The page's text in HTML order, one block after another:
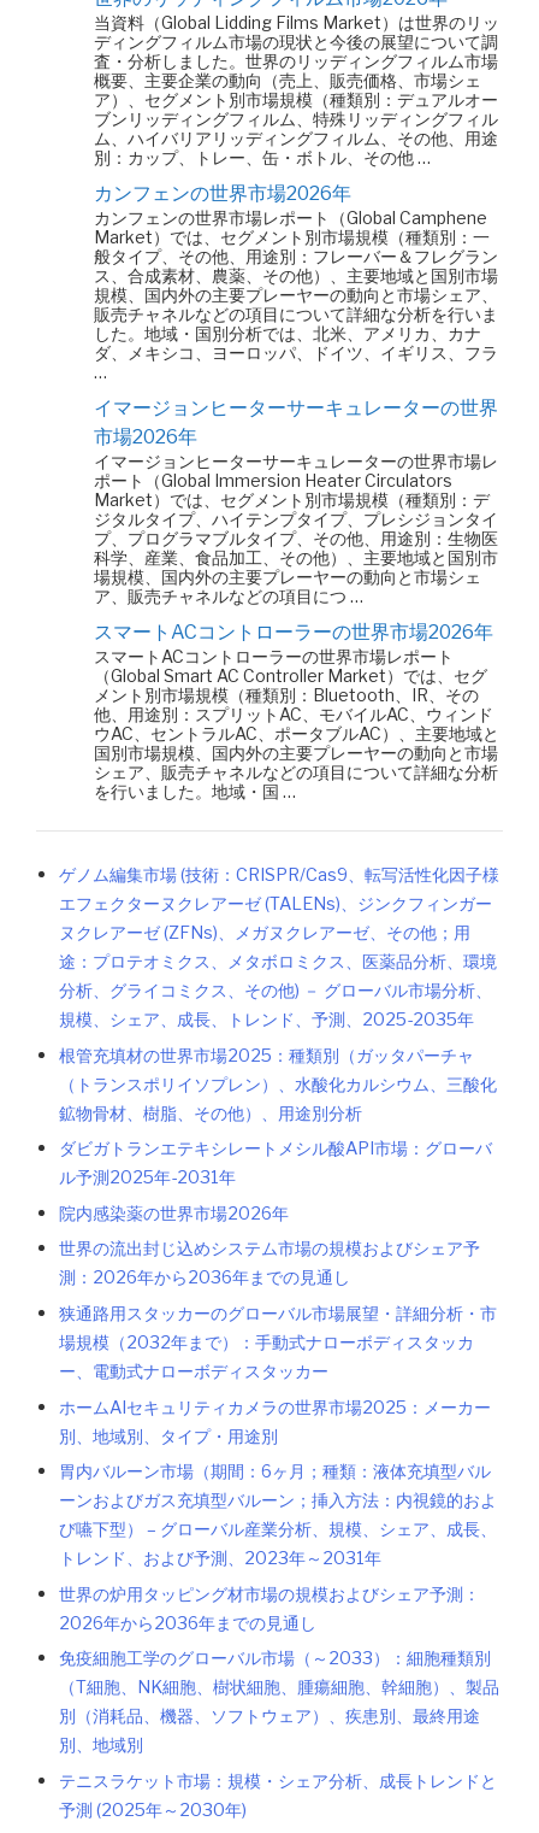
当資料（Global Lidding Films Market）は世界のリッ
ディングフィルム市場の現状と今後の展望について調
査・分析しました。世界のリッディングフィルム市場
概要、主要企業の動向（売上、販売価格、市場シェ
ア）、セグメント別市場規模（種類別：デュアルオー
ブンリッディングフィルム、特殊リッディングフィル
ム、ハイバリアリッディングフィルム、その他、用途
別：カップ、トレー、缶・ボトル、その他 …
カンフェンの世界市場2026年
カンフェンの世界市場レポート（Global Camphene
Market）では、セグメント別市場規模（種類別：一
般タイプ、その他、用途別：フレーバー＆フレグラン
ス、合成素材、農薬、その他）、主要地域と国別市場
規模、国内外の主要プレーヤーの動向と市場シェア、
販売チャネルなどの項目について詳細な分析を行いま
した。地域・国別分析では、北米、アメリカ、カナ
ダ、メキシコ、ヨーロッパ、ドイツ、イギリス、フラ
…
イマージョンヒーターサーキュレーターの世界
市場2026年
イマージョンヒーターサーキュレーターの世界市場レ
ポート（Global Immersion Heater Circulators
Market）では、セグメント別市場規模（種類別：デ
ジタルタイプ、ハイテンプタイプ、プレシジョンタイ
プ、プログラマブルタイプ、その他、用途別：生物医
科学、産業、食品加工、その他）、主要地域と国別市
場規模、国内外の主要プレーヤーの動向と市場シェ
ア、販売チャネルなどの項目につ …
スマートACコントローラーの世界市場2026年
スマートACコントローラーの世界市場レポート
（Global Smart AC Controller Market）では、セグ
メント別市場規模（種類別：Bluetooth、IR、その
他、用途別：スプリットAC、モバイルAC、ウィンド
ウAC、セントラルAC、ポータブルAC）、主要地域と
国別市場規模、国内外の主要プレーヤーの動向と市場
シェア、販売チャネルなどの項目について詳細な分析
を行いました。地域・国 …
ゲノム編集市場 (技術：CRISPR/Cas9、転写活性化因子様
エフェクターヌクレアーゼ (TALENs)、ジンクフィンガー
ヌクレアーゼ (ZFNs)、メガヌクレアーゼ、その他；用
途：プロテオミクス、メタボロミクス、医薬品分析、環境
分析、グライコミクス、その他) － グローバル市場分析、
規模、シェア、成長、トレンド、予測、2025-2035年
根管充填材の世界市場2025：種類別（ガッタパーチャ
（トランスポリイソプレン）、水酸化カルシウム、三酸化
鉱物骨材、樹脂、その他）、用途別分析
ダビガトランエテキシレートメシル酸API市場：グローバ
ル予測2025年-2031年
院内感染薬の世界市場2026年
世界の流出封じ込めシステム市場の規模およびシェア予
測：2026年から2036年までの見通し
狭通路用スタッカーのグローバル市場展望・詳細分析・市
場規模（2032年まで）：手動式ナローボディスタッカ
ー、電動式ナローボディスタッカー
ホームAIセキュリティカメラの世界市場2025：メーカー
別、地域別、タイプ・用途別
胃内バルーン市場（期間：6ヶ月；種類：液体充填型バル
ーンおよびガス充填型バルーン；挿入方法：内視鏡的およ
び嚥下型） – グローバル産業分析、規模、シェア、成長、
トレンド、および予測、2023年～2031年
世界の炉用タッピング材市場の規模およびシェア予測：
2026年から2036年までの見通し
免疫細胞工学のグローバル市場（～2033）：細胞種類別
（T細胞、NK細胞、樹状細胞、腫瘍細胞、幹細胞）、製品
別（消耗品、機器、ソフトウェア）、疾患別、最終用途
別、地域別
テニスラケット市場：規模・シェア分析、成長トレンドと
予測 (2025年～2030年)